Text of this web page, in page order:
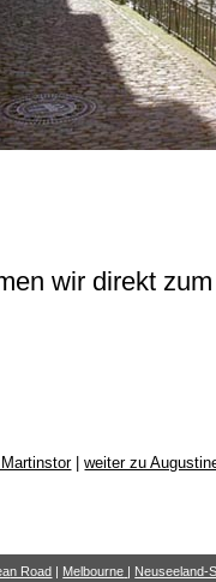
wir direkt
|weiter zu
n Road | Melbourne | Neuseeland-